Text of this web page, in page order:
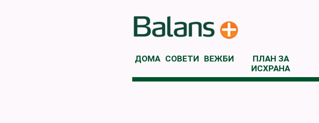
ДОМА СОВЕТИ ВЕЖБИ
ПЛАН ЗА
ИСХРАНА